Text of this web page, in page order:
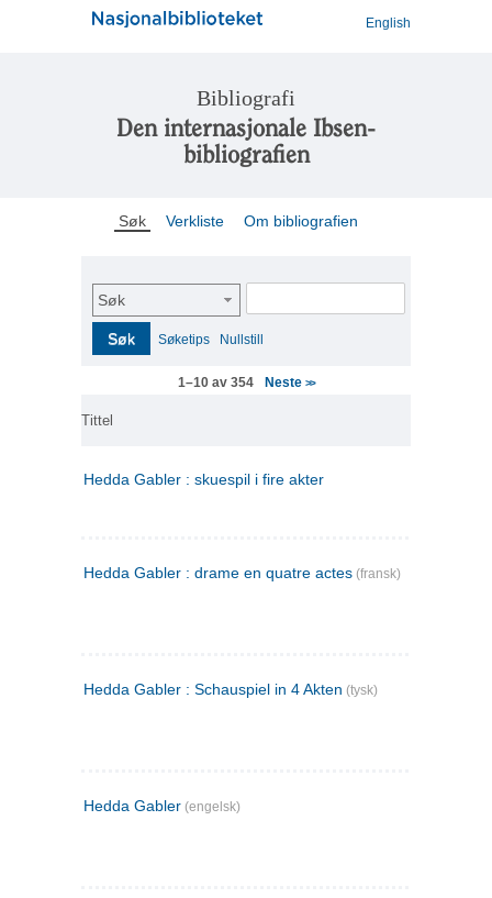
English
Bibliografi
Den internasjonale Ibsen-
bibliografien
Søk Verkliste Om bibliografien
Søk
Søk Søketips Nullstill
1–10 av 354 Neste >>
Tittel
Hedda Gabler : skuespil i fire akter
Hedda Gabler : drame en quatre actes (fransk)
Hedda Gabler : Schauspiel in 4 Akten (tysk)
Hedda Gabler (engelsk)